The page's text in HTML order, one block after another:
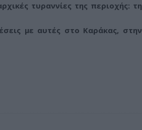
τυραννίες της περιοχής: τη
με αυτές στο Καράκας, στην